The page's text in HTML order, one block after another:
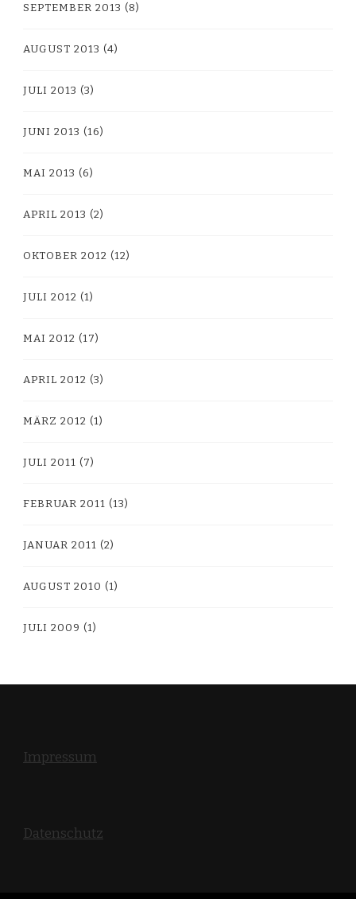
SEPTEMBER 2013 (8)
AUGUST 2013 (4)
JULI 2013 (3)
JUNI 2013 (16)
MAI 2013 (6)
APRIL 2013 (2)
OKTOBER 2012 (12)
JULI 2012 (1)
MAI 2012 (17)
APRIL 2012 (3)
MÄRZ 2012 (1)
JULI 2011 (7)
FEBRUAR 2011 (13)
JANUAR 2011 (2)
AUGUST 2010 (1)
JULI 2009 (1)
Impressum
Datenschutz